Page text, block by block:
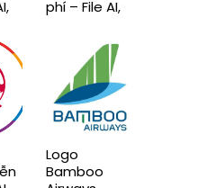
phí – File AI,
SVG, PNG
chuẩn mới
Logo
Bamboo